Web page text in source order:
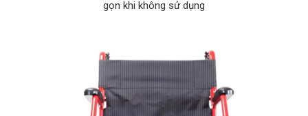
gọn khi không sử dụng